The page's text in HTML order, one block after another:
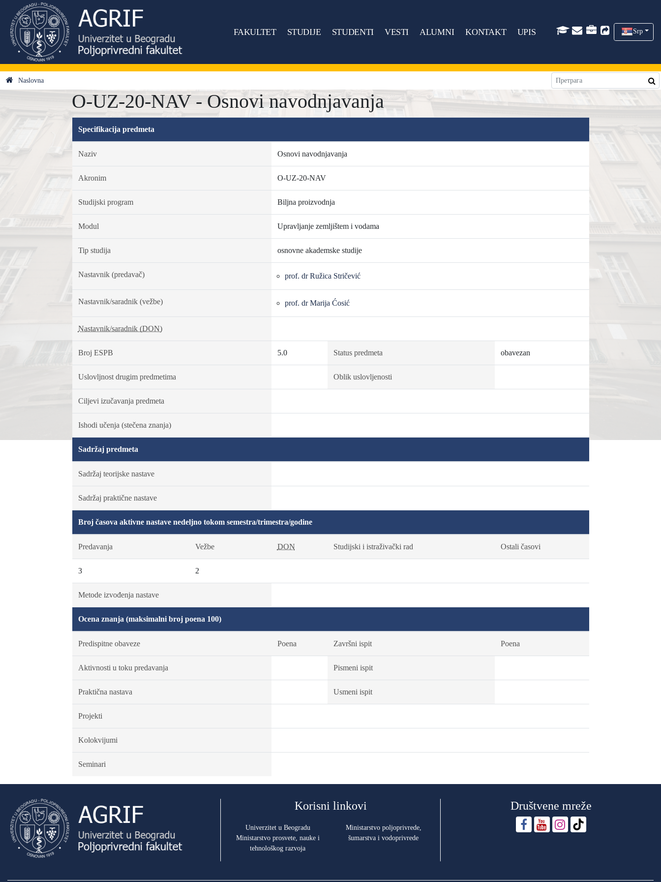
FAKULTET STUDIJE STUDENTI VESTI ALUMNI KONTAKT UPIS Srp
Naslovna
O-UZ-20-NAV - Osnovi navodnjavanja
Specifikacija predmeta
Naziv Osnovi navodnjavanja
Akronim O-UZ-20-NAV
Studijski program Biljna proizvodnja
Modul Upravljanje zemljištem i vodama
Tip studija osnovne akademske studije
Nastavnik (predavač) prof. dr Ružica Stričević
Nastavnik/saradnik (vežbe) prof. dr Marija Ćosić
Nastavnik/saradnik (DON)
Broj ESPB 5.0 Status predmeta obavezan
Uslovljnost drugim predmetima Oblik uslovljenosti
Ciljevi izučavanja predmeta
Ishodi učenja (stečena znanja)
Sadržaj predmeta
Sadržaj teorijske nastave
Sadržaj praktične nastave
Broj časova aktivne nastave nedeljno tokom semestra/trimestra/godine
Predavanja Vežbe DON Studijski i istraživački rad Ostali časovi
3 2
Metode izvođenja nastave
Ocena znanja (maksimalni broj poena 100)
Predispitne obaveze Poena Završni ispit Poena
Aktivnosti u toku predavanja Pismeni ispit
Praktična nastava Usmeni ispit
Projekti
Kolokvijumi
Seminari
Korisni linkovi
Univerzitet u Beogradu
Ministarstvo prosvete, nauke i
tehnološkog razvoja
Ministarstvo poljoprivrede,
šumarstva i vodoprivrede
Društvene mreže